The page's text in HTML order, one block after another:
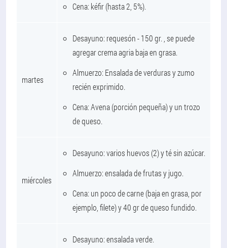
Cena: kéfir (hasta 2, 5%).
martes
Desayuno: requesón - 150 gr. , se puede
agregar crema agria baja en grasa.
Almuerzo: Ensalada de verduras y zumo
recién exprimido.
Cena: Avena (porción pequeña) y un trozo
de queso.
miércoles
Desayuno: varios huevos (2) y té sin azúcar.
Almuerzo: ensalada de frutas y jugo.
Cena: un poco de carne (baja en grasa, por
ejemplo, filete) y 40 gr de queso fundido.
Desayuno: ensalada verde.